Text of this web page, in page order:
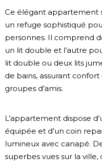
Ce élégant appartement
un refuge sophistiqué
personnes. Il comprend
un lit double et l’autre
lit double ou deux lits
de bains, assurant
groupes d’amis.
L’appartement dispose
équipée et d’un coin
lumineux avec canapé.
superbes vues sur la